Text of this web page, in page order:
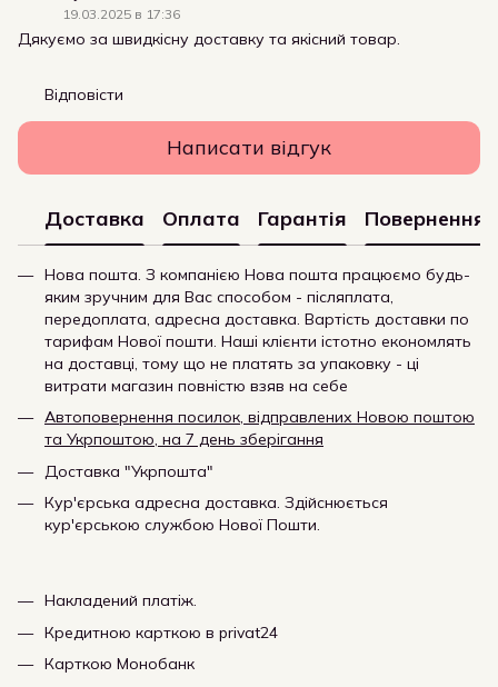
19.03.2025 в 17:36
Дякуємо за швидкісну доставку та якісний товар.
Відповісти
Написати відгук
Доставка Оплата Гарантія Повернення
Нова пошта. З компанією Нова пошта працюємо будь-
яким зручним для Вас способом - післяплата,
передоплата, адресна доставка. Вартість доставки по
тарифам Нової пошти. Наші клієнти істотно економлять
на доставці, тому що не платять за упаковку - ці
витрати магазин повністю взяв на себе
Автоповернення посилок, відправлених Новою поштою
та Укрпоштою, на 7 день зберігання
Доставка "Укрпошта"
Кур'єрська адресна доставка. Здійснюється
кур'єрською службою Нової Пошти.
Накладений платіж.
Кредитною карткою в privat24
Карткою Монобанк